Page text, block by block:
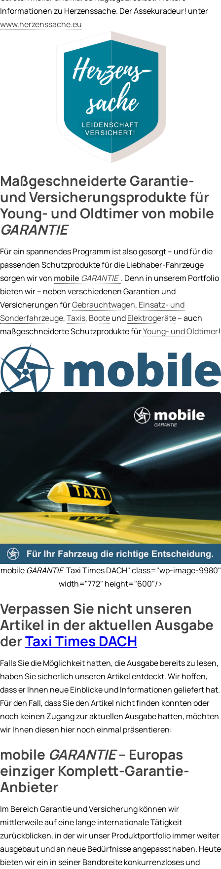
Informationen zu Herzenssache. Der Assekuradeur! unter
www.herzenssache.eu
Maßgeschneiderte Garantie-
und Versicherungsprodukte für
Young- und Oldtimer von mobile
GARANTIE
Für ein spannendes Programm ist also gesorgt – und für die
passenden Schutzprodukte für die Liebhaber-Fahrzeuge
sorgen wir von mobile GARANTIE . Denn in unserem Portfolio
bieten wir – neben verschiedenen Garantien und
Versicherungen fürGebrauchtwagen, Einsatz- und
Sonderfahrzeuge,Taxis, BooteundElektrogeräte– auch
maßgeschneiderte Schutzprodukte fürYoung- und Oldtimer!
mobileGARANTIETaxi Times DACH" class="wp-image-9980"
width="772" height="600"/>
Verpassen Sie nicht unseren
Artikel in der aktuellen Ausgabe
derTaxi Times DACH
Falls Sie die Möglichkeit hatten, die Ausgabe bereits zu lesen,
haben Sie sicherlich unseren Artikel entdeckt. Wir hoffen,
dass er Ihnen neue Einblicke und Informationen geliefert hat.
Für den Fall, dass Sie den Artikel nicht finden konnten oder
noch keinen Zugang zur aktuellen Ausgabe hatten, möchten
wir Ihnen diesen hier noch einmal präsentieren:
mobile GARANTIE– Europas
einziger Komplett-Garantie-
Anbieter
Im Bereich Garantie und Versicherung können wir
mittlerweile auf eine lange internationale Tätigkeit
zurückblicken, in der wir unser Produktportfolio immer weiter
ausgebaut und an neue Bedürfnisse angepasst haben. Heute
bieten wir ein in seiner Bandbreite konkurrenzloses und